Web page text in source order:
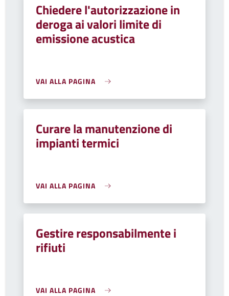
Chiedere l'autorizzazione in
deroga ai valori limite di
emissione acustica
VAI ALLA PAGINA
Curare la manutenzione di
impianti termici
VAI ALLA PAGINA
Gestire responsabilmente i
rifiuti
VAI ALLA PAGINA